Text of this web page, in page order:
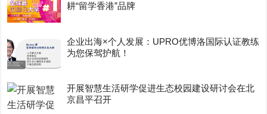
耕“留学香港”品牌
企业出海×个人发展：UPRO优博洛国际认证教练
为您保驾护航！
开展智慧生活研学促进生态校园建设研讨会在北
京昌平召开